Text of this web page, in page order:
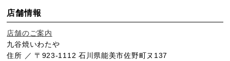
店舗情報
店舗のご案内
九谷焼いわたや
住所 ／ 〒923-1112 石川県能美市佐野町ヌ137